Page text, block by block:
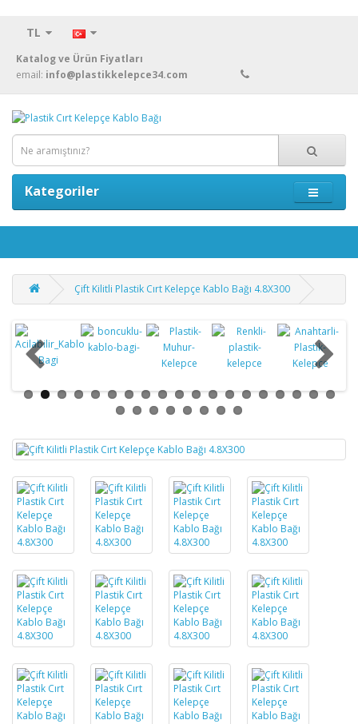
TL
Katalog ve Ürün Fiyatları
email: info@plastikkelepce34.com
Kategoriler
Çift Kilitli Plastik Cırt Kelepçe Kablo Bağı 4.8X300